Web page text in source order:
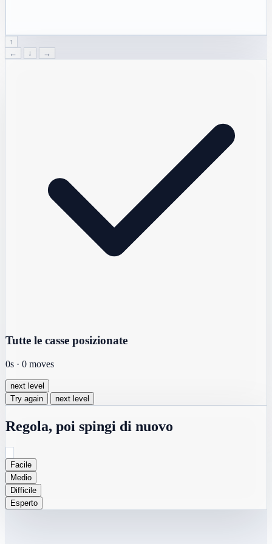
↑
←
↓ →
Tutte le casse posizionate
0s · 0 moves
next level
Try again
next level
Regola, poi spingi di nuovo
Facile
Medio
Difficile
Esperto